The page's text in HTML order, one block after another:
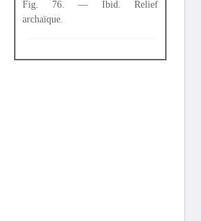
Fig. 76. — Ibid. Relief
archaïque.